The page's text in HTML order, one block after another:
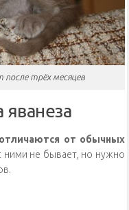
трёх месяцев
от обычных
ними не бывает, но нужно